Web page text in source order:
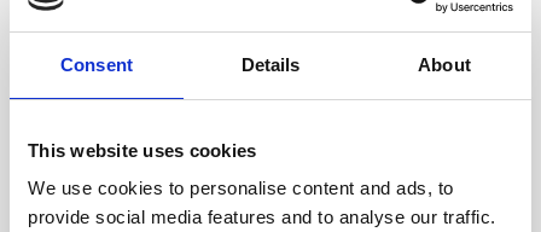
Consent Details About
This website uses cookies
We use cookies to personalise content and ads, to
provide social media features and to analyse our traffic.